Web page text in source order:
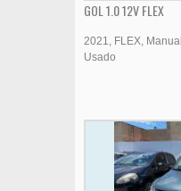
GOL 1.0 12V FLEX
2021 FLEX Manual
Usado